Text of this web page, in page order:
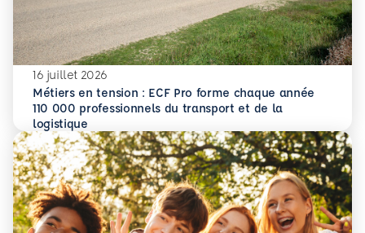
16 juillet 2026
Métiers en tension : ECF Pro forme chaque année
110 000 professionnels du transport et de la
logistique
En savoir plus
Métiers en tension : ECF Pro forme chaque année 110